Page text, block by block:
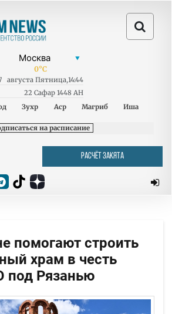
0°C
августа Пятница,14:44
22 Сафар 1448 AH
Зухр Аср Магриб Иша
на расписание
РАСЧЁТ ЗАКЯТА
помогают строить
храм в честь
под Рязанью